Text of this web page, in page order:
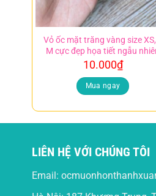
Vỏ ốc mặt trăng vàng size
M cực đẹp họa tiết ngẫu
10.000₫
Mua ngay
LIÊN HỆ VỚI CHÚNG TÔI
Email: